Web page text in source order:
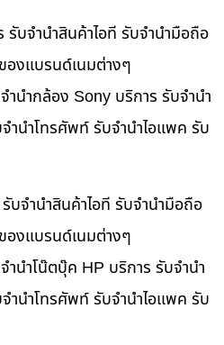
บจำนำสินค้าไอที รับจำนำมือถือ
องแบรนด์เนมต่างๆ
นำกล้อง Sony บริการ รับจำนำ
ำนำโทรศัพท์ รับจำนำไอแพค รับ
บจำนำสินค้าไอที รับจำนำมือถือ
องแบรนด์เนมต่างๆ
นำโน๊ตบุ๊ค HP บริการ รับจำนำ
ำนำโทรศัพท์ รับจำนำไอแพค รับ